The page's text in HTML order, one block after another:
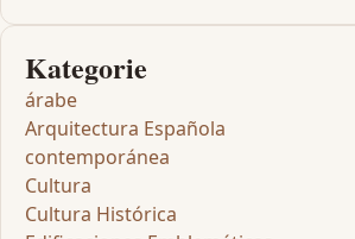
Kategorie
árabe
Arquitectura Española
contemporánea
Cultura
Cultura Histórica